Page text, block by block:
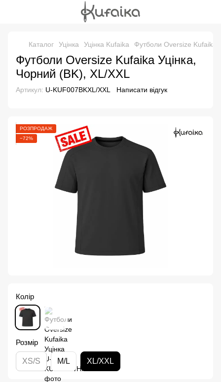
Каталог Уцінка Уцінка Kufaika Футболи Oversize Kufaika
Футболи Oversize Kufaika Уцінка,
Чорний (BK), XL/XXL
Артикул: U-KUF007BKXL/XXL Написати відгук
РОЗПРОДАЖ
−72%
Колір
Розмір
XS/S M/L XL/XXL